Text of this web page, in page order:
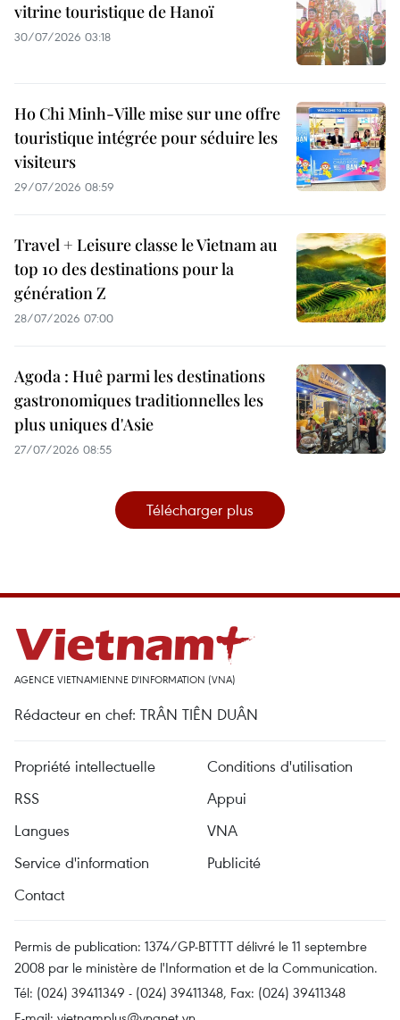
vitrine touristique de Hanoï
30/07/2026 03:18
Ho Chi Minh-Ville mise sur une offre
touristique intégrée pour séduire les
visiteurs
29/07/2026 08:59
Travel + Leisure classe le Vietnam au
top 10 des destinations pour la
génération Z
28/07/2026 07:00
Agoda : Huê parmi les destinations
gastronomiques traditionnelles les
plus uniques d'Asie
27/07/2026 08:55
Télécharger plus
AGENCE VIETNAMIENNE D'INFORMATION (VNA)
Rédacteur en chef: TRÂN TIÊN DUÂN
Propriété intellectuelle
Conditions d'utilisation
RSS
Appui
Langues
VNA
Service d'information
Publicité
Contact
Permis de publication: 1374/GP-BTTTT délivré le 11 septembre
2008 par le ministère de l'Information et de la Communication.
Tél: (024) 39411349 - (024) 39411348, Fax: (024) 39411348